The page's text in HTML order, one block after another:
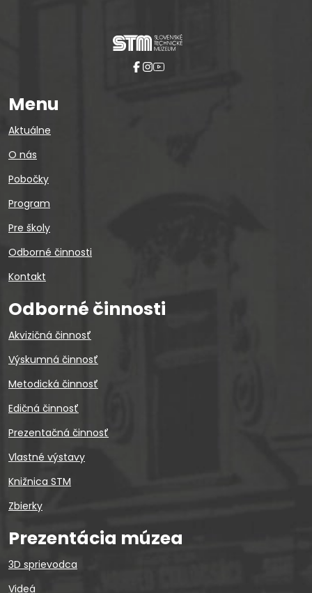
Menu
Aktuálne
O nás
Pobočky
Program
Pre školy
Odborné činnosti
Kontakt
Odborné činnosti
Akvizičná činnosť
Výskumná činnosť
Metodická činnosť
Edičná činnosť
Prezentačná činnosť
Vlastné výstavy
Knižnica STM
Zbierky
Prezentácia múzea
3D sprievodca
Videá